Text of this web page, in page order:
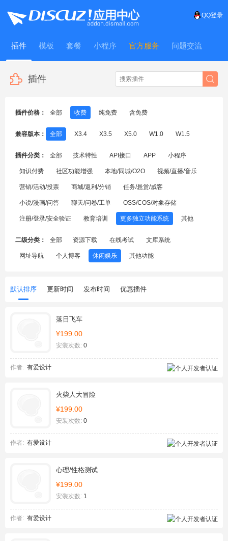
QQ登录
插件 模板 套餐 小程序 官方服务 问题交流
WitFrame
插件
插件价格： 全部 收费 纯免费 含免费
兼容版本： 全部 X3.4 X3.5 X5.0 W1.0 W1.5
插件分类： 全部 技术特性 API接口 APP 小程序
知识付费 社区功能增强 本地/同城/O2O 视频/直播/音乐
营销/活动/投票 商城/返利/分销 任务/悬赏/威客
小说/漫画/问答 聊天/问卷/工单 OSS/COS/对象存储
注册/登录/安全验证 教育培训 更多独立功能系统 其他
二级分类： 全部 资源下载 在线考试 文库系统
网址导航 个人博客 休闲娱乐 其他功能
默认排序 更新时间 发布时间 优惠插件
落日飞车
¥199.00
安装次数: 0
作者: 有爱设计
火柴人大冒险
¥199.00
安装次数: 0
作者: 有爱设计
心理/性格测试
¥199.00
安装次数: 1
作者: 有爱设计